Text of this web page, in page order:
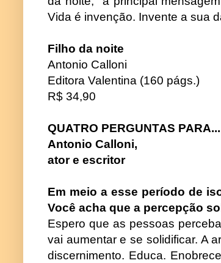
Vida é invenção. Invente a sua
Filho da noite
Antonio Calloni
Editora Valentina (160 págs.)
R$ 34,90
QUATRO PERGUNTAS PARA...
Antonio Calloni,
ator e escritor
Em meio a esse período de
Você acha que a percepção
Espero que as pessoas
vai aumentar e se solidificar. A
discernimento. Educa.